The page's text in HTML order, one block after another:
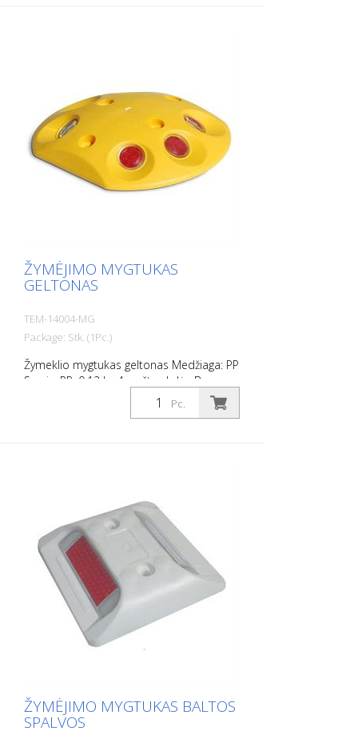
ŽYMĖJIMO MYGTUKAS
GELTONAS
TEM-14004-MG
Package: Stk. (1Pc.)
Žymeklio mygtukas geltonas Medžiaga: PP
Svoris: PP: 0,12 kg 4 varžtų skylės Be
tvirtinimo medžiagos Lengvam
automobilių stovėjimo aikštelių ar
Pc.
ŽYMĖJIMO MYGTUKAS BALTOS
SPALVOS